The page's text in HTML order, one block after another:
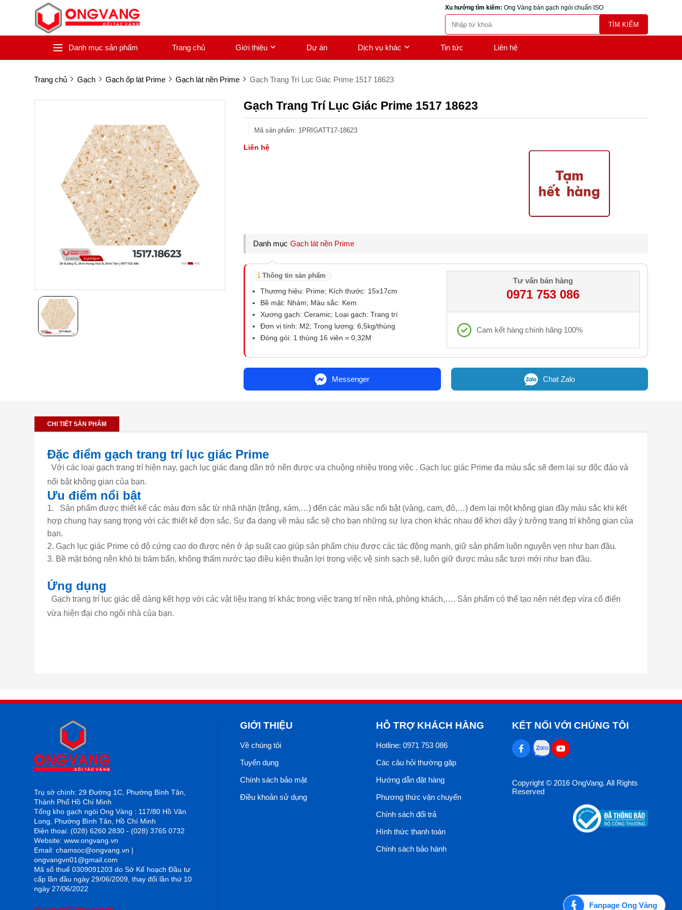
Xu hướng tìm kiếm: Ong Vàng bán gạch ngói chuẩn ISO
TÌM KIẾM
Danh mục sản phẩm Trang chủ Giới thiệu Dự án Dịch vụ khác Tin tức Liên hệ
Trang chủ Gạch Gạch ốp lát Prime Gạch lát nền Prime Gạch Trang Trí Lục Giác Prime 1517 18623
Gạch Trang Trí Lục Giác Prime 1517 18623
Mã sản phẩm: 1PRIGATT17-18623
Liên hệ
Danh mục Gạch lát nền Prime
Thông tin sản phẩm
Thương hiệu: Prime; Kích thước: 15x17cm
Bề mặt: Nhám; Màu sắc: Kem
Xương gạch: Ceramic; Loại gạch: Trang trí
Đơn vị tính: M2; Trọng lượng: 6,5kg/thùng
Đóng gói: 1 thùng 16 viên = 0,32M
Tư vấn bán hàng
0971 753 086
Cam kết hàng chính hãng 100%
Messenger Chat Zalo
CHI TIẾT SẢN PHẨM
Đặc điểm gạch trang trí lục giác Prime
Với các loại gạch trang trí hiện nay, gạch lục giác đang dần trở nên được ưa chuộng nhiều trong việc . Gạch lục giác Prime đa màu sắc sẽ đem lại sự độc đáo và
nổi bật không gian của bạn.
Ưu điểm nổi bật
Sản phẩm được thiết kế các màu đơn sắc từ nhã nhặn (trắng, xám,…) đến các màu sắc nổi bật (vàng, cam, đỏ,…) đem lại một không gian đầy màu sắc khi kết
hợp chung hay sang trọng với các thiết kế đơn sắc. Sự đa dạng về màu sắc sẽ cho bạn những sự lựa chọn khác nhau để khơi dậy ý tưởng trang trí không gian của
bạn.
Gạch lục giác Prime có độ cứng cao do được nén ở áp suất cao giúp sản phẩm chịu được các tác động mạnh, giữ sản phẩm luôn nguyên vẹn như ban đầu.
Bề mặt bóng nên khó bị bám bẩn, không thấm nước tạo điều kiện thuận lợi trong việc vệ sinh sạch sẽ, luôn giữ được màu sắc tươi mới như ban đầu.
Ứng dụng
Gạch trang trí lục giác dễ dàng kết hợp với các vật liệu trang trí khác trong việc trang trí nền nhà, phòng khách,…. Sản phẩm có thể tạo nên nét đẹp vừa cổ điển
vừa hiện đại cho ngôi nhà của bạn.
Trụ sở chính: 29 Đường 1C, Phường Bình Tân,
Thành Phố Hồ Chí Minh
Tổng kho gạch ngói Ong Vàng : 117/80 Hồ Văn
Long, Phường Bình Tân, Hồ Chí Minh
Điện thoại: (028) 6260 2830 - (028) 3765 0732
Website: www.ongvang.vn
Email: chamsoc@ongvang.vn |
ongvangvn01@gmail.com
Mã số thuế 0309091203 do Sở Kế hoạch Đầu tư
cấp lần đầu ngày 29/06/2009, thay đổi lần thứ 10
ngày 27/06/2022
GIỚI THIỆU
Về chúng tôi
Tuyển dụng
Chính sách bảo mật
Điều khoản sử dụng
HỖ TRỢ KHÁCH HÀNG
Hotline: 0971 753 086
Các câu hỏi thường gặp
Hướng dẫn đặt hàng
Phương thức vận chuyển
Chính sách đổi trả
Hình thức thanh toán
Chính sách bảo hành
KẾT NỐI VỚI CHÚNG TÔI
Copyright © 2016 OngVang. All Rights
Reserved
Fanpage Ong Vàng